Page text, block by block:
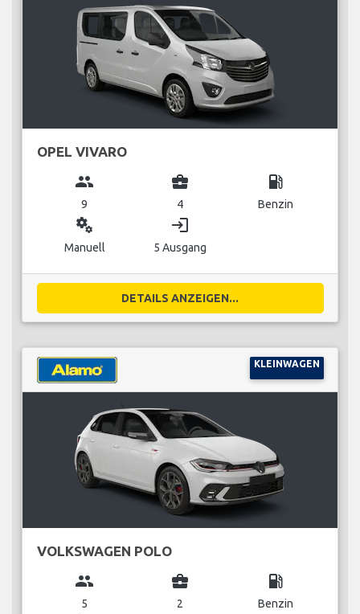
OPEL VIVARO
group
9
business_center
4
local_gas_station
Benzin
miscellaneous_services
Manuell
login
5 Ausgang
DETAILS ANZEIGEN...
KLEINWAGEN
VOLKSWAGEN POLO
group
5
business_center
2
local_gas_station
Benzin